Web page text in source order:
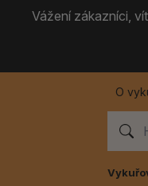
Vážení zákazníci,
O